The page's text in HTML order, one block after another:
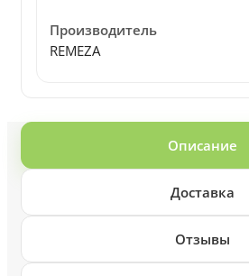
Производитель
REMEZA
Описание
Доставка
Отзывы